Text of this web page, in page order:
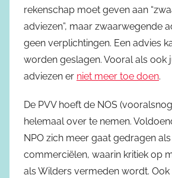
rekenschap moet geven aan
adviezen”, maar zwaarwegende
geen verplichtingen. Een advies
worden geslagen. Vooral als ook
adviezen er niet meer toe doen.
De PVV hoeft de NOS
helemaal over te nemen.
NPO zich meer gaat gedragen
commerciëlen, waarin kritiek op
als Wilders vermeden wordt. Ook